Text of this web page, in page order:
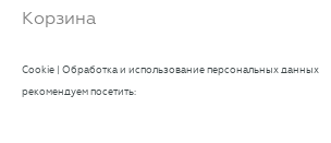
Корзина
Cookie | Обработка и использование персональных данных
рекомендуем посетить: